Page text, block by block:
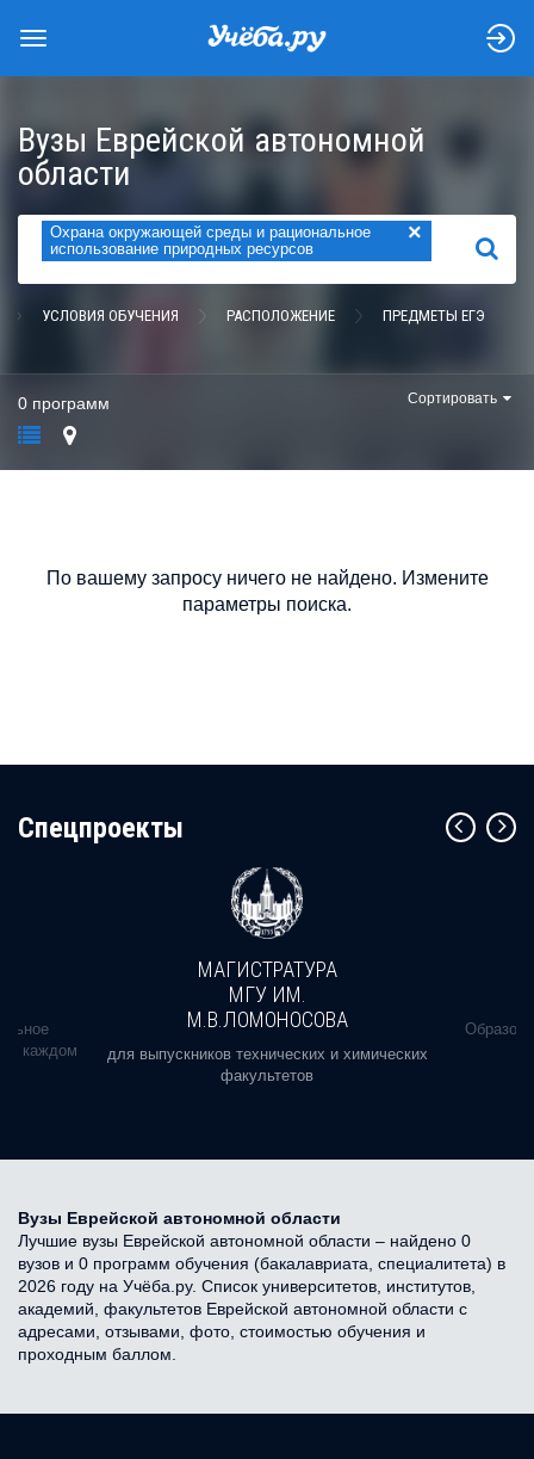
Вузы Еврейской автономной
области
Охрана окружающей среды и рациональное
использование природных ресурсов
×
НАЙТИ
УСЛОВИЯ ОБУЧЕНИЯ РАСПОЛОЖЕНИЕ ПРЕДМЕТЫ ЕГЭ
0 программ Сортировать
По вашему запросу ничего не найдено. Измените
параметры поиска.
Cпецпроекты
в каждом
МАГИСТРАТУРА
МГУ ИМ.
М.В.ЛОМОНОСОВА
для выпускников технических и химических
факультетов
Вузы Еврейской автономной области
Лучшие вузы Еврейской автономной области – найдено 0
вузов и 0 программ обучения (бакалавриата, специалитета) в
2026 году на Учёба.ру. Список университетов, институтов,
академий, факультетов Еврейской автономной области с
адресами, отзывами, фото, стоимостью обучения и
проходным баллом.